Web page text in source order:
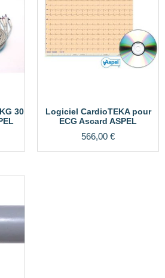
30
Logiciel CardioTEKA pour
ECG Ascard ASPEL
566,00 €